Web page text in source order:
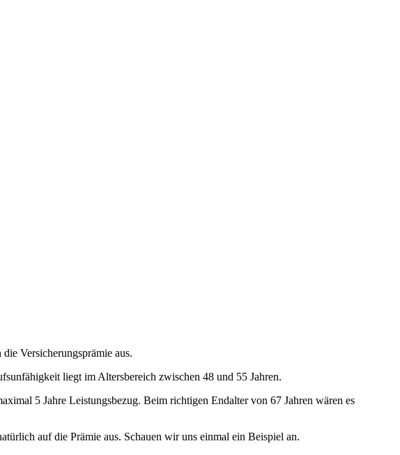
Versicherungsprämie aus.
liegt im Altersbereich zwischen 48 und 55 Jahren.
5 Jahre Leistungsbezug. Beim richtigen Endalter von 67 Jahren wären es
auf die Prämie aus. Schauen wir uns einmal ein Beispiel an.